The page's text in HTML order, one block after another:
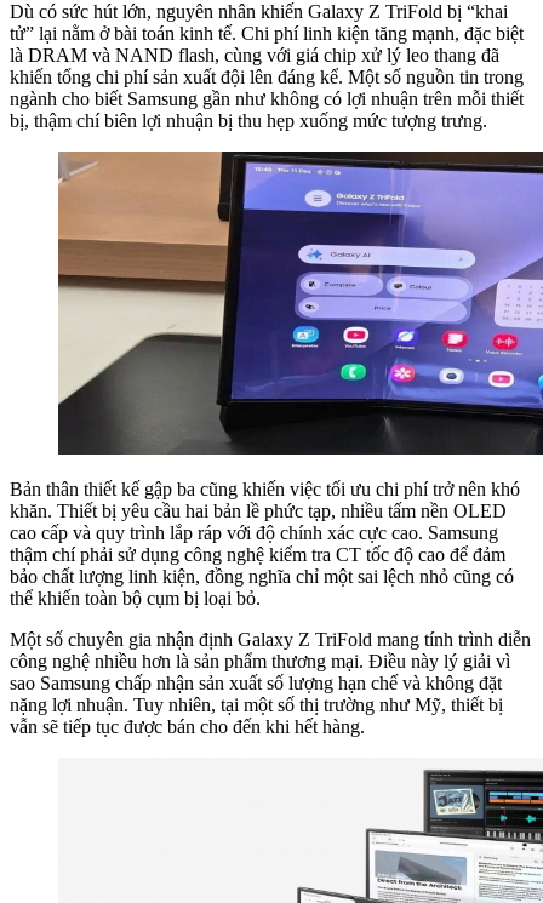
Dù có sức hút lớn, nguyên nhân khiến Galaxy Z TriFold bị “khai
tử” lại nằm ở bài toán kinh tế. Chi phí linh kiện tăng mạnh, đặc biệt
là DRAM và NAND flash, cùng với giá chip xử lý leo thang đã
khiến tổng chi phí sản xuất đội lên đáng kể. Một số nguồn tin trong
ngành cho biết Samsung gần như không có lợi nhuận trên mỗi thiết
bị, thậm chí biên lợi nhuận bị thu hẹp xuống mức tượng trưng.
Bản thân thiết kế gập ba cũng khiến việc tối ưu chi phí trở nên khó
khăn. Thiết bị yêu cầu hai bản lề phức tạp, nhiều tấm nền OLED
cao cấp và quy trình lắp ráp với độ chính xác cực cao. Samsung
thậm chí phải sử dụng công nghệ kiểm tra CT tốc độ cao để đảm
bảo chất lượng linh kiện, đồng nghĩa chỉ một sai lệch nhỏ cũng có
thể khiến toàn bộ cụm bị loại bỏ.
Một số chuyên gia nhận định Galaxy Z TriFold mang tính trình diễn
công nghệ nhiều hơn là sản phẩm thương mại. Điều này lý giải vì
sao Samsung chấp nhận sản xuất số lượng hạn chế và không đặt
nặng lợi nhuận. Tuy nhiên, tại một số thị trường như Mỹ, thiết bị
vẫn sẽ tiếp tục được bán cho đến khi hết hàng.